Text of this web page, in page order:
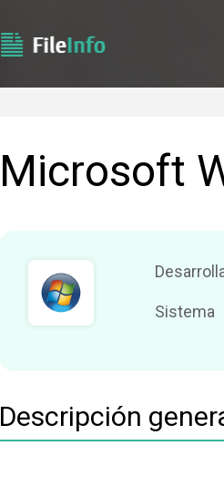
Microsoft
Sistema
Descripción